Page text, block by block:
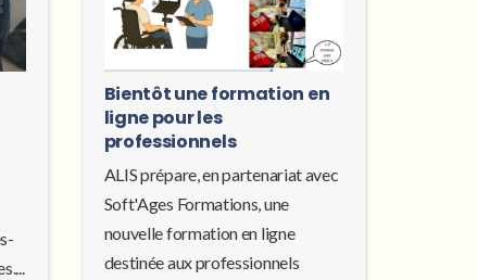
Bientôt une formation en
ligne pour les
professionnels
ALIS prépare, en partenariat avec
Soft'Ages Formations, une
nouvelle formation en ligne
destinée aux professionnels